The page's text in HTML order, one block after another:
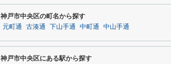
神戸市中央区の町名から探す
元町通 古湊通 下山手通 中町通 中山手通
神戸市中央区にある駅から探す